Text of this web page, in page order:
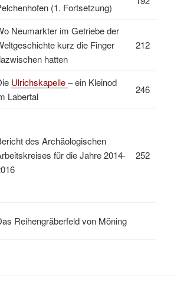
(1. Fortsetzung)
Neumarkter im Getriebe der
kurz die Finger
hatten
212
Ulrichskapelle– ein Kleinod
Labertal
246
des Archäologischen
für die Jahre 2014-
252
Reihengräberfeld von Möning